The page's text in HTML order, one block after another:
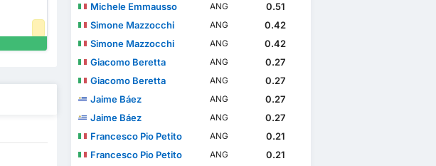
Michele Emmausso
ANG
0.51
Simone Mazzocchi
ANG
0.42
Simone Mazzocchi
ANG
0.42
Giacomo Beretta
ANG
0.27
Giacomo Beretta
ANG
0.27
Jaime Báez
ANG
0.27
Jaime Báez
ANG
0.27
Francesco Pio Petito
ANG
0.21
Francesco Pio Petito
ANG
0.21